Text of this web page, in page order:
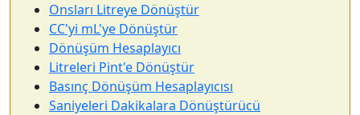
Onsları Litreye Dönüştür
CC'yi mL'ye Dönüştür
Dönüşüm Hesaplayıcı
Litreleri Pint'e Dönüştür
Basınç Dönüşüm Hesaplayıcısı
Saniyeleri Dakikalara Dönüştürücü